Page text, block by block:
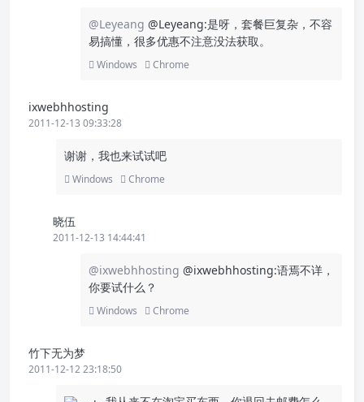
@Leyeang @Leyeang:是呀，套餐巨复杂，不容
易搞懂，很多优惠不注意没法获取。
Windows Chrome
ixwebhhosting
2011-12-13 09:33:28
谢谢，我也来试试吧
Windows Chrome
晓伍
2011-12-13 14:44:41
@ixwebhhosting @ixwebhhosting:语焉不详，
你要试什么？
Windows Chrome
竹下无为梦
2011-12-12 23:18:50